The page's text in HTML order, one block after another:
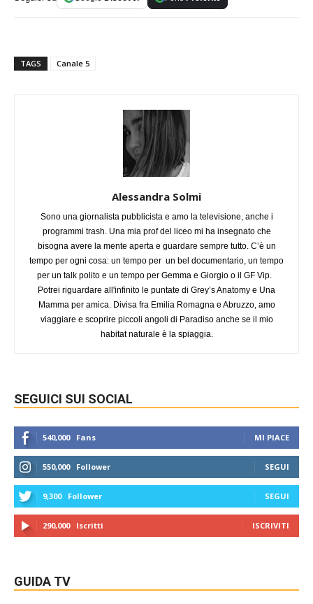
TAGS Canale 5
Alessandra Solmi
Sono una giornalista pubblicista e amo la televisione, anche i
programmi trash. Una mia prof del liceo mi ha insegnato che
bisogna avere la mente aperta e guardare sempre tutto. C’è un
tempo per ogni cosa: un tempo per un bel documentario, un tempo
per un talk polito e un tempo per Gemma e Giorgio o il GF Vip.
Potrei riguardare all'infinito le puntate di Grey’s Anatomy e Una
Mamma per amica. Divisa fra Emilia Romagna e Abruzzo, amo
viaggiare e scoprire piccoli angoli di Paradiso anche se il mio
habitat naturale è la spiaggia.
SEGUICI SUI SOCIAL
540,000 Fans MI PIACE
550,000 Follower SEGUI
9,300 Follower SEGUI
290,000 Iscritti ISCRIVITI
GUIDA TV